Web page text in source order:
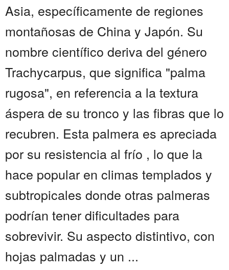
Asia, específicamente de regiones
montañosas de China y Japón. Su
nombre científico deriva del género
Trachycarpus, que significa "palma
rugosa", en referencia a la textura
áspera de su tronco y las fibras que lo
recubren. Esta palmera es apreciada
por su resistencia al frío , lo que la
hace popular en climas templados y
subtropicales donde otras palmeras
podrían tener dificultades para
sobrevivir. Su aspecto distintivo, con
hojas palmadas y un ...